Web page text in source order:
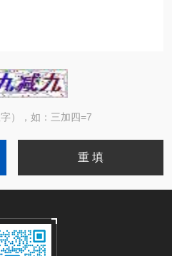
），如：三加四=7